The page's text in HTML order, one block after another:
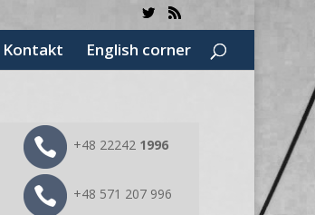
Kontakt English corner
+48 22242 1996
+48 571 207 996